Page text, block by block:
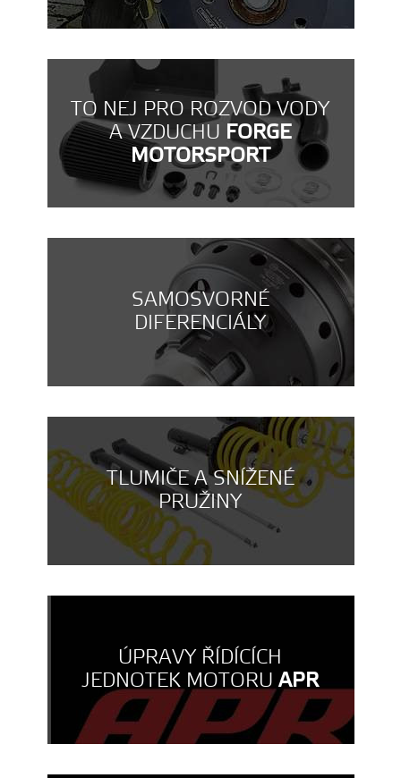
TO NEJ PRO ROZVOD VODY
A VZDUCHU FORGE
MOTORSPORT
SAMOSVORNÉ
DIFERENCIÁLY
TLUMIČE A SNÍŽENÉ
PRUŽINY
ÚPRAVY ŘÍDÍCÍCH
JEDNOTEK MOTORUAPR